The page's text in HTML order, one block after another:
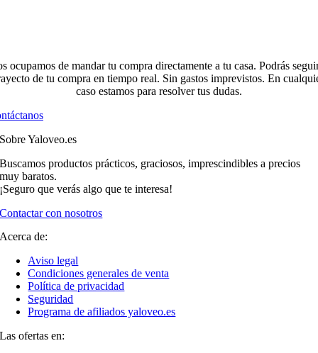
ocupamos de mandar tu compra directamente a tu casa. Podrás
de tu compra en tiempo real. Sin gastos imprevistos. En
caso estamos para resolver tus dudas.
Sobre Yaloveo.es
Buscamos productos prácticos, graciosos, imprescindibles a precios
muy baratos.
¡Seguro que verás algo que te interesa!
Contactar con nosotros
Acerca de:
Aviso legal
Condiciones generales de venta
Política de privacidad
Seguridad
Programa de afiliados yaloveo.es
Las ofertas en: